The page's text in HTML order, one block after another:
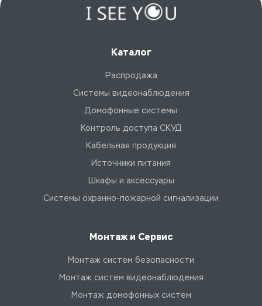
Каталог
Распродажа
Системы видеонаблюдения
Домофонные системы
Контроль доступа СКУД
Кабельная продукция
Источники питания
Шкафы и аксессуары
Системы охранно-пожарной сигнализации
Монтаж и Сервис
Монтаж систем безопасности
Монтаж систем видеонаблюдения
Монтаж домофонных систем